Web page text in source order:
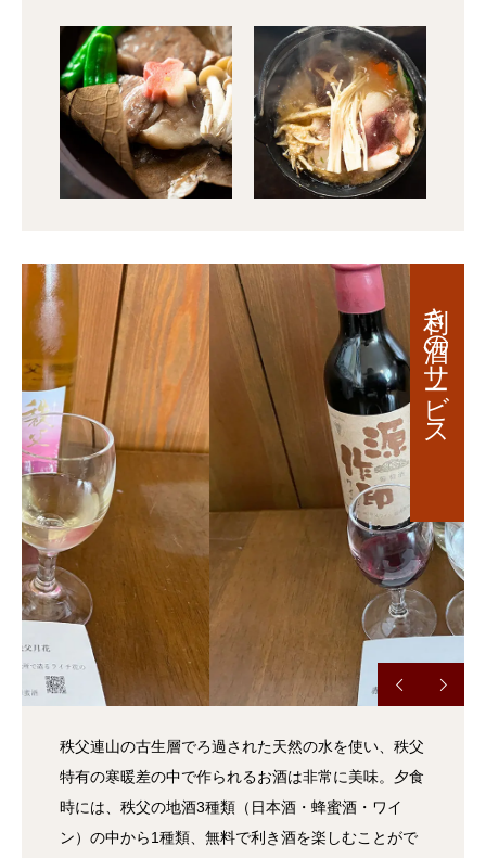
利き酒のサービス
秩父連山の古生層でろ過された天然の水を使い、秩父
特有の寒暖差の中で作られるお酒は非常に美味。夕食
時には、秩父の地酒3種類（日本酒・蜂蜜酒・ワイ
ン）の中から1種類、無料で利き酒を楽しむことがで